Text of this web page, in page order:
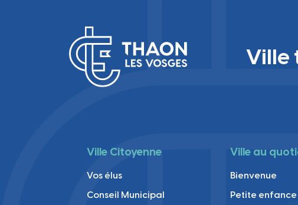
Ville
Ville Citoyenne
Vos élus
Conseil Municipal
Ville au
Bienvenue
Petite enfance